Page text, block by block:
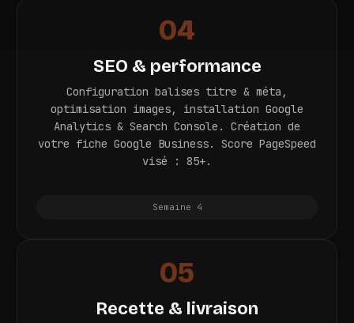
04
SEO & performance
Configuration balises titre & méta,
optimisation images, installation Google
Analytics & Search Console. Création de
votre fiche Google Business. Score PageSpeed
visé : 85+.
Semaine 4
05
Recette & livraison